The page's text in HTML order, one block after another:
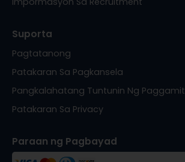
Suporta
Pagtatanong
Patakaran Sa Pagkansela
Pangkalahatang Tuntunin Ng Paggamit
Patakaran Sa Privacy
Paraan ng Pagbayad